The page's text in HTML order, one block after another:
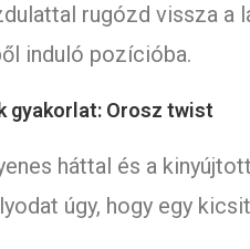
rugózd vissza a
induló pozícióba.
gyakorlat: Orosz twist
háttal és a
úgy, hogy egy